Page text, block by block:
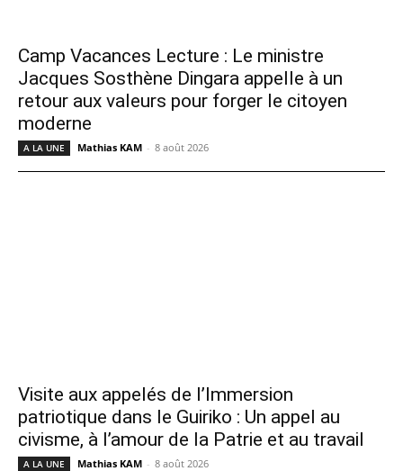
Camp Vacances Lecture : Le ministre
Jacques Sosthène Dingara appelle à un
retour aux valeurs pour forger le citoyen
moderne
A LA UNE Mathias KAM - 8 août 2026
Visite aux appelés de l’Immersion
patriotique dans le Guiriko : Un appel au
civisme, à l’amour de la Patrie et au travail
A LA UNE Mathias KAM - 8 août 2026